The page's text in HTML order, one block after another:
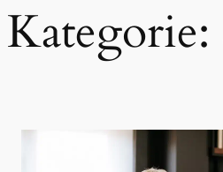
Kategorie: